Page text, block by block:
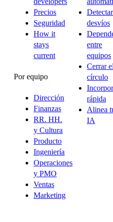
Precios
Seguridad
How it
stays
current
Por equipo
Dirección
Finanzas
RR. HH.
y Cultura
Producto
Ingeniería
Operaciones
y PMO
Ventas
Marketing
Detectar
desvíos
entre
equipos
Cerrar el
círculo
rápida
Alinea
IA